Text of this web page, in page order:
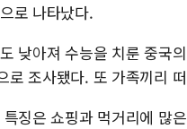
로 나타났다.
낮아져 수능을 치룬 중국
로 조사됐다. 또 가족끼리
징은 쇼핑과 먹거리에 많